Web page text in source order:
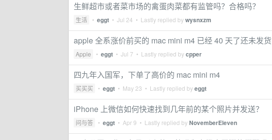
生鲜超市或者菜市场的禽蛋肉菜都有监管吗？合格吗？
生活 • eggt • Jul 24 • Lastly replied bywysnxzm
apple 全系涨价前买的 mac mini m4 已经 40 天了还未发货
Apple • eggt • Jul 7 • Lastly replied bycpper
四九年入国军，下单了高价的 mac mini m4
买买买 • eggt • May 23 • Lastly replied byeggt
iPhone 上微信如何快速找到几年前的某个照片并发送？
问与答 • eggt • Apr 9 • Lastly replied byNovemberEleven